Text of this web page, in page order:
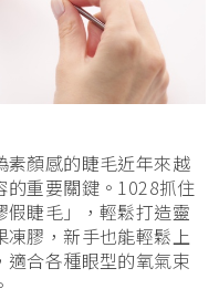
素顏感的睫毛近年來越
的重要關鍵。1028抓住
睫毛」，輕鬆打造靈
膠，新手也能輕鬆上
合各種眼型的氧氣束